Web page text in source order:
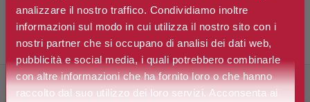
analizzare il nostro traffico. Condividiamo inoltre
informazioni sul modo in cui utilizza il nostro sito con i
nostri partner che si occupano di analisi dei dati web,
pubblicità e social media, i quali potrebbero combinarle
con altre informazioni che ha fornito loro o che hanno
raccolto dal suo utilizzo dei loro servizi. Acconsenta ai
Cliente già registrato
Email: